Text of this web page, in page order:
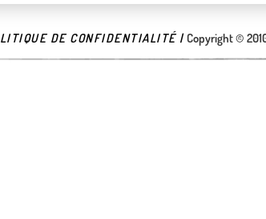
DE CONFIDENTIALITÉ |Copyright ©